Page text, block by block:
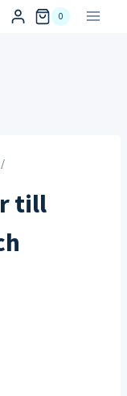
0
/
till